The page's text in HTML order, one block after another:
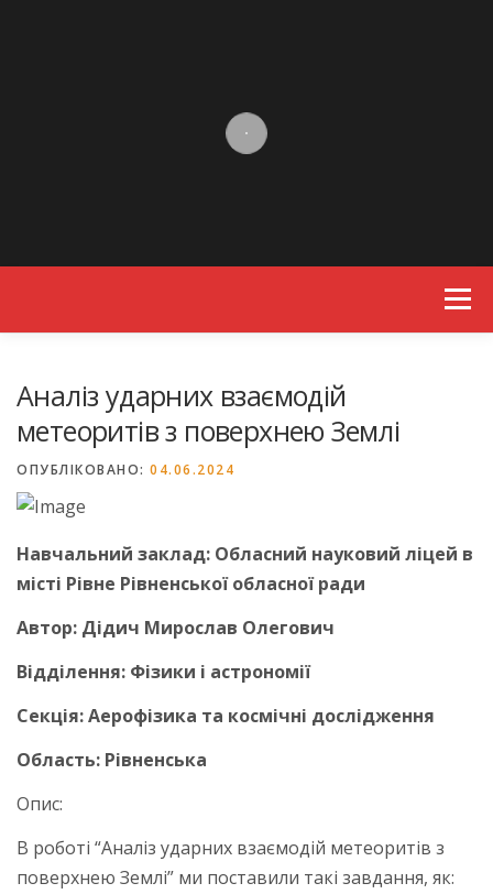
Menu
Аналіз ударних взаємодій
метеоритів з поверхнею Землі
ОПУБЛІКОВАНО: 04.06.2024
Навчальний заклад: Обласний науковий ліцей в
місті Рівне Рівненської обласної ради
Автор: Дідич Мирослав Олегович
Відділення: Фізики і астрономії
Секція: Аерофізика та космічні дослідження
Область: Рівненська
Опис:
В роботі “Аналіз ударних взаємодій метеоритів з
поверхнею Землі” ми поставили такі завдання, як: